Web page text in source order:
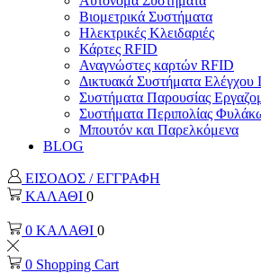
Βιομετρικά Συστήματα
Ηλεκτρικές Κλειδαριές
Κάρτες RFID
Αναγνώστες καρτών RFID
Δικτυακά Συστήματα
Συστήματα Παρουσίας
Συστήματα Περιπολίας
Mπουτόν και Παρελκόμενα
BLOG
ΕΙΣΟΔΟΣ / ΕΓΓΡΑΦΗ
ΚΑΛΑΘΙ 0
0 ΚΑΛΑΘΙ 0
0 Shopping Cart